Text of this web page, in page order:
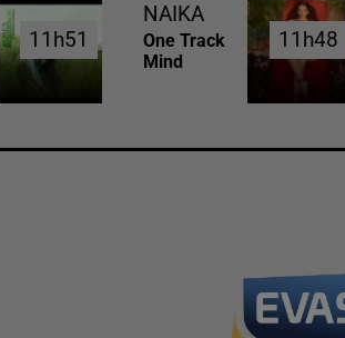
11h51
11h51
NAIKA
One Track
Mind
11h48
11h48